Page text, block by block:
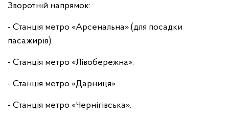
Зворотній напрямок:
- Станція метро «Арсенальна» (для посадки
пасажирів).
- Станція метро «Лівобережна».
- Станція метро «Дарниця».
- Станція метро «Чернігівська».